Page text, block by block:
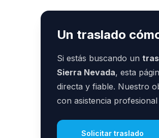
Un traslado
Si estás buscando un
Sierra Nevada, esta
directa y fiable. Nuestro
con asistencia
Solicitar traslado